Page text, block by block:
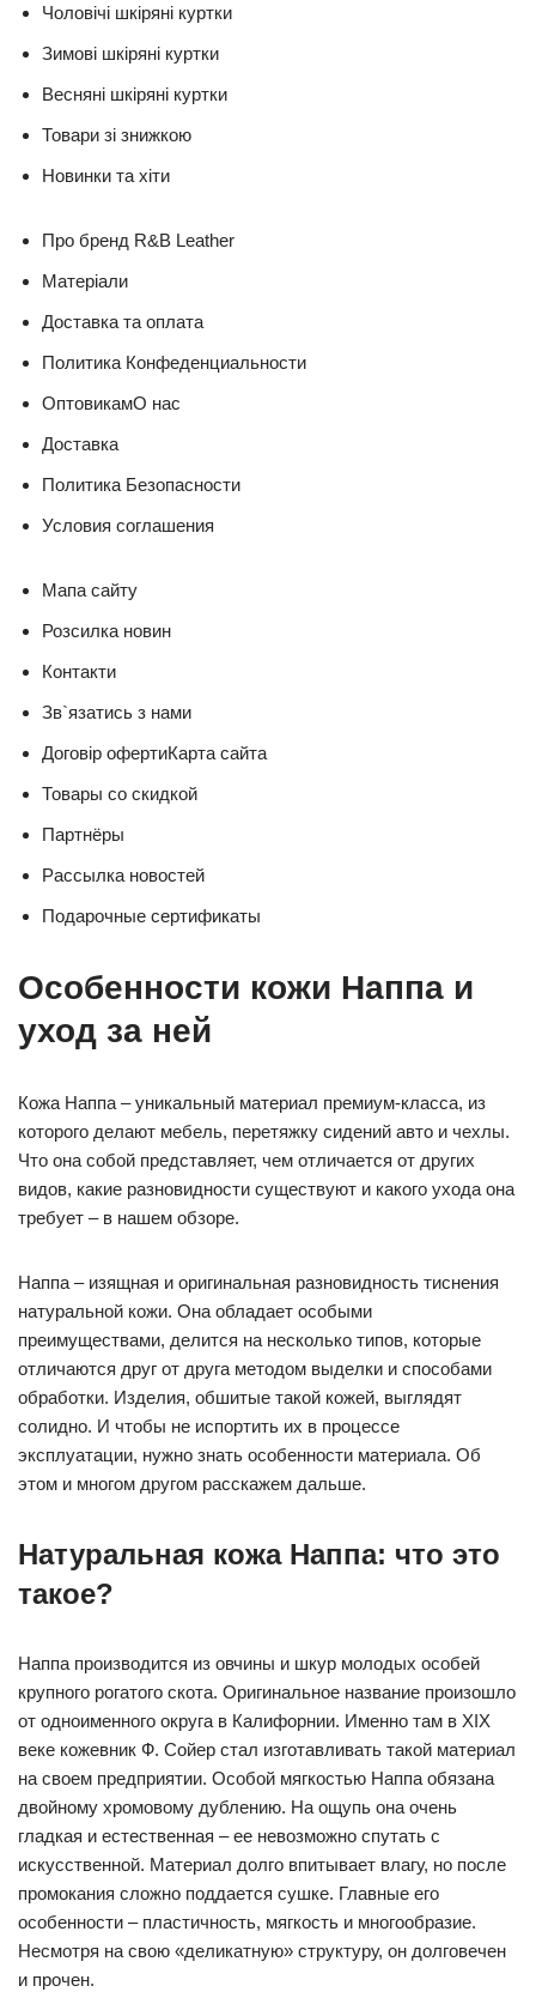
Чоловічі шкіряні куртки
Зимові шкіряні куртки
Весняні шкіряні куртки
Товари зі знижкою
Новинки та хіти
Про бренд R&B Leather
Матеріали
Доставка та оплата
Политика Конфеденциальности
ОптовикамО нас
Доставка
Политика Безопасности
Условия соглашения
Мапа сайту
Розсилка новин
Контакти
Зв`язатись з нами
Договір офертиКарта сайта
Товары со скидкой
Партнёры
Рассылка новостей
Подарочные сертификаты
Особенности кожи Наппа и
уход за ней
Кожа Наппа – уникальный материал премиум-класса, из
которого делают мебель, перетяжку сидений авто и чехлы.
Что она собой представляет, чем отличается от других
видов, какие разновидности существуют и какого ухода она
требует – в нашем обзоре.
Наппа – изящная и оригинальная разновидность тиснения
натуральной кожи. Она обладает особыми
преимуществами, делится на несколько типов, которые
отличаются друг от друга методом выделки и способами
обработки. Изделия, обшитые такой кожей, выглядят
солидно. И чтобы не испортить их в процессе
эксплуатации, нужно знать особенности материала. Об
этом и многом другом расскажем дальше.
Натуральная кожа Наппа: что это
такое?
Наппа производится из овчины и шкур молодых особей
крупного рогатого скота. Оригинальное название произошло
от одноименного округа в Калифорнии. Именно там в XIX
веке кожевник Ф. Сойер стал изготавливать такой материал
на своем предприятии. Особой мягкостью Наппа обязана
двойному хромовому дублению. На ощупь она очень
гладкая и естественная – ее невозможно спутать с
искусственной. Материал долго впитывает влагу, но после
промокания сложно поддается сушке. Главные его
особенности – пластичность, мягкость и многообразие.
Несмотря на свою «деликатную» структуру, он долговечен
и прочен.